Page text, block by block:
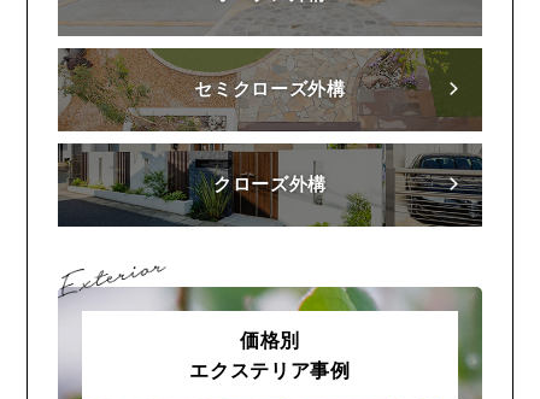
セミクローズ外構
クローズ外構
価格別
エクステリア事例